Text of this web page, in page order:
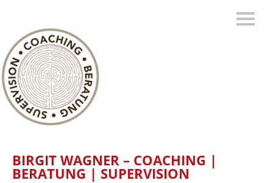
BIRGIT WAGNER – COACHING |
BERATUNG | SUPERVISION